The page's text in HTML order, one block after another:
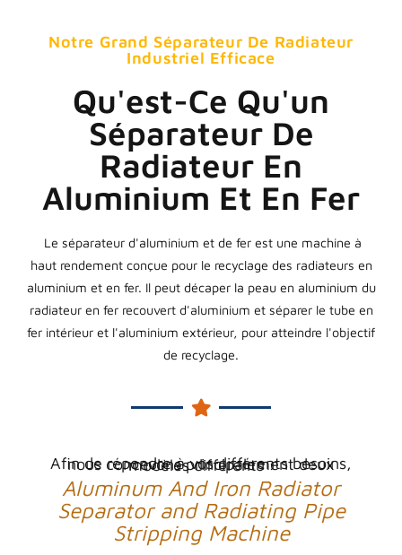
Notre Grand Séparateur De Radiateur
Industriel Efficace
Qu'est-Ce Qu'un
Séparateur De
Radiateur En
Aluminium Et En Fer
Le séparateur d'aluminium et de fer est une machine à
haut rendement conçue pour le recyclage des radiateurs en
aluminium et en fer. Il peut décaper la peau en aluminium du
radiateur en fer recouvert d'aluminium et séparer le tube en
fer intérieur et l'aluminium extérieur, pour atteindre l'objectif
de recyclage.
Afin de répondre à vos différents besoins, nous concevons principalement deux modèles différents :
Aluminum And Iron Radiator
Separator and Radiating Pipe
Stripping Machine